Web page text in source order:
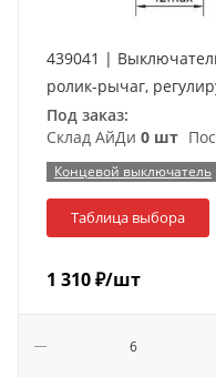
439041 |
ролик-рычаг,
Под заказ:
Склад АйДи 0 шт
Концевой выключатель
Таблица выбора
1 310₽/шт